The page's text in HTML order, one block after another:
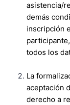
asistencia/
demás
inscripción
todos los
La
aceptación
derecho a